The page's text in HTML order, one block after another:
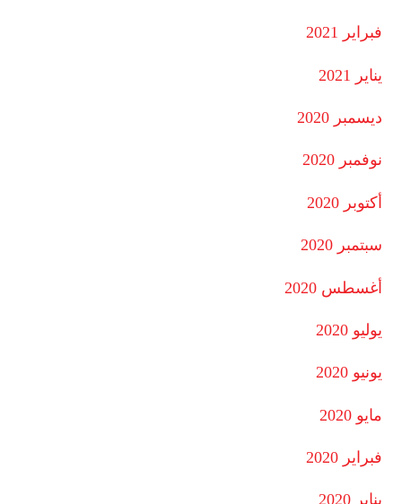
فبراير 2021
يناير 2021
ديسمبر 2020
نوفمبر 2020
أكتوبر 2020
سبتمبر 2020
أغسطس 2020
يوليو 2020
يونيو 2020
مايو 2020
فبراير 2020
يناير 2020